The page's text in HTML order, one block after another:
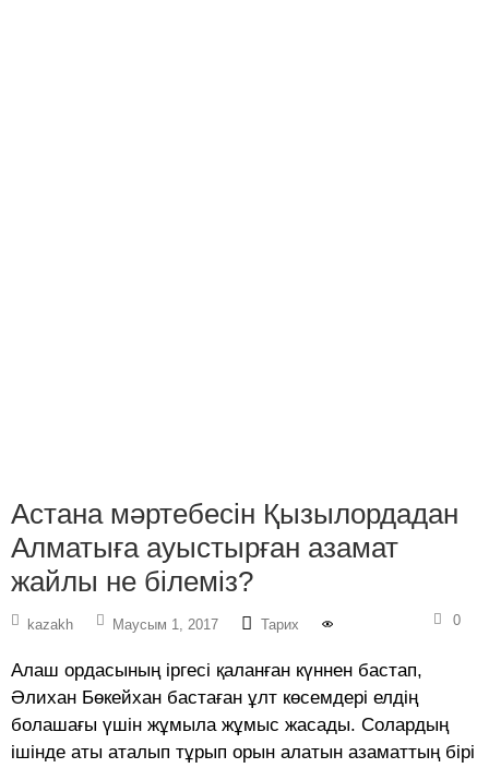
Астана мәртебесін Қызылордадан
Алматыға ауыстырған азамат
жайлы не білеміз?
kazakh Маусым 1, 2017 Тарих 0
Алаш ордасының іргесі қаланған күннен бастап,
Әлихан Бөкейхан бастаған ұлт көсемдері елдің
болашағы үшін жұмыла жұмыс жасады. Солардың
ішінде аты аталып тұрып орын алатын азаматтың бірі